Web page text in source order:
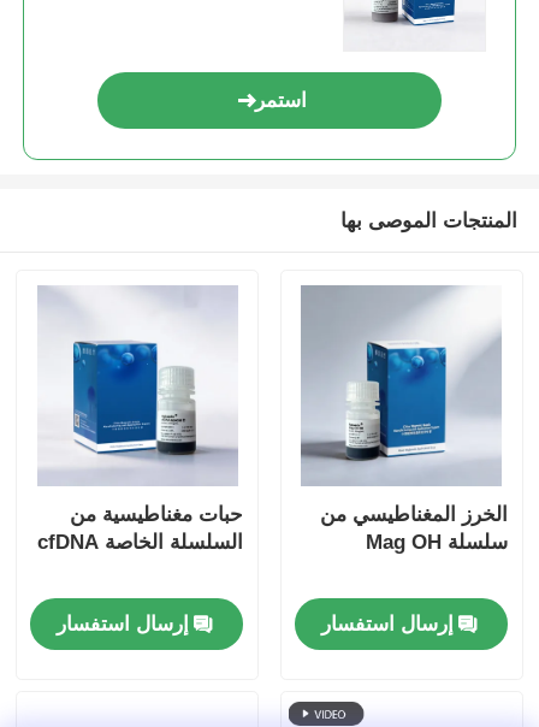
استمر
المنتجات الموصى بها
الخرز المغناطيسي من
سلسلة Mag OH
إرسال استفسار
حبات مغناطيسية من
السلسلة الخاصة cfDNA
إرسال استفسار